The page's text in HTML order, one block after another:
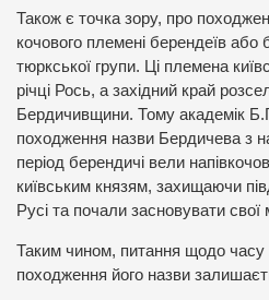
Також є точка зору, про
кочового племені берендеїв або
тюркської групи. Ці племена
річці Рось, а західний край
Бердичивщини. Тому академік
походження назви Бердичева з
період берендичі вели
київським князям, захищаючи
Русі та почали засновувати свої
Таким чином, питання щодо
походження його назви